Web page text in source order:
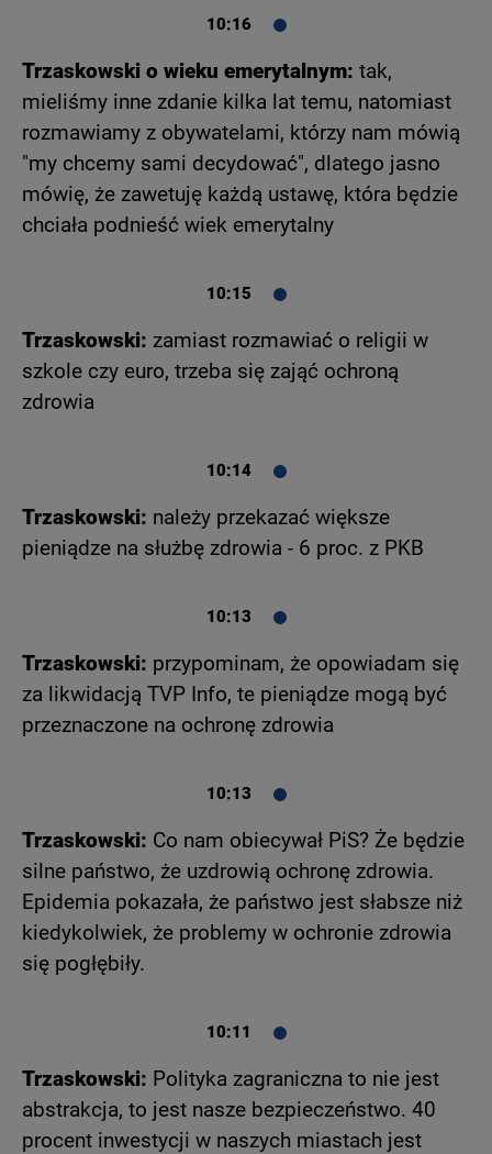
10:16
Trzaskowski o wieku emerytalnym: tak,
mieliśmy inne zdanie kilka lat temu, natomiast
rozmawiamy z obywatelami, którzy nam mówią
"my chcemy sami decydować", dlatego jasno
mówię, że zawetuję każdą ustawę, która będzie
chciała podnieść wiek emerytalny
10:15
Trzaskowski: zamiast rozmawiać o religii w
szkole czy euro, trzeba się zająć ochroną
zdrowia
10:14
Trzaskowski: należy przekazać większe
pieniądze na służbę zdrowia - 6 proc. z PKB
10:13
Trzaskowski: przypominam, że opowiadam się
za likwidacją TVP Info, te pieniądze mogą być
przeznaczone na ochronę zdrowia
10:13
Trzaskowski: Co nam obiecywał PiS? Że będzie
silne państwo, że uzdrowią ochronę zdrowia.
Epidemia pokazała, że państwo jest słabsze niż
kiedykolwiek, że problemy w ochronie zdrowia
się pogłębiły.
10:11
Trzaskowski: Polityka zagraniczna to nie jest
abstrakcja, to jest nasze bezpieczeństwo. 40
procent inwestycji w naszych miastach jest